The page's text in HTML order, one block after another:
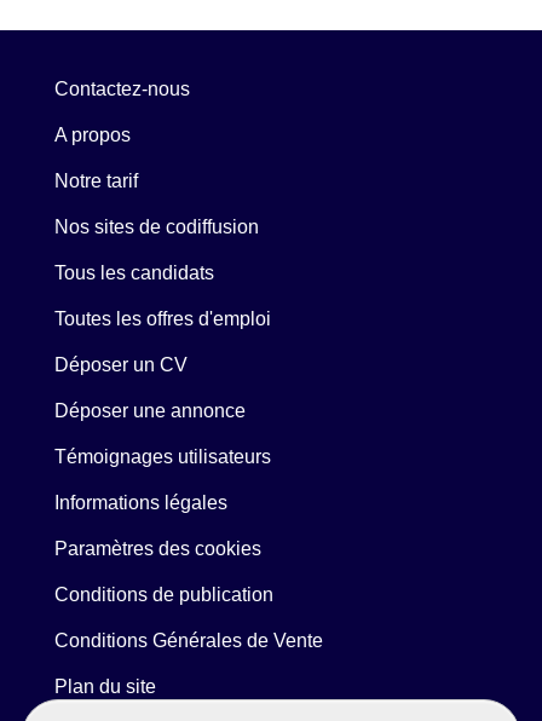
Contactez-nous
A propos
Notre tarif
Nos sites de codiffusion
Tous les candidats
Toutes les offres d'emploi
Déposer un CV
Déposer une annonce
Témoignages utilisateurs
Informations légales
Paramètres des cookies
Conditions de publication
Conditions Générales de Vente
Plan du site